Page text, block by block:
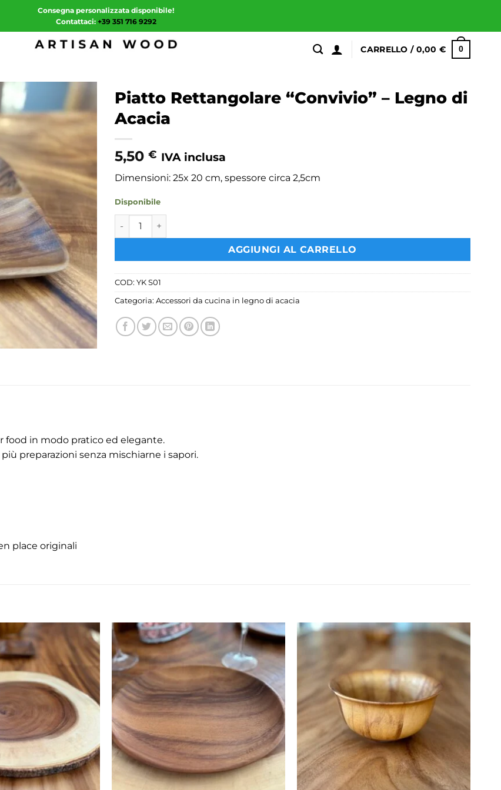
Consegna personalizzata disponibile!
Contattaci: +39 351 716 9292
CARRELLO / 0,00€ 0
Piatto Rettangolare “Convivio” – Legno di
Acacia
5,50 € IVA inclusa
Dimensioni: 25x 20 cm, spessore circa 2,5cm
Disponibile
Piatto Rettangolare "Convivio" – Legno di Acacia quantità
AGGIUNGI AL CARRELLO
COD: YK S01
Categoria: Accessori da cucina in legno di acacia
food in modo pratico ed elegante.
preparazioni senza mischiarne i sapori.
place originali